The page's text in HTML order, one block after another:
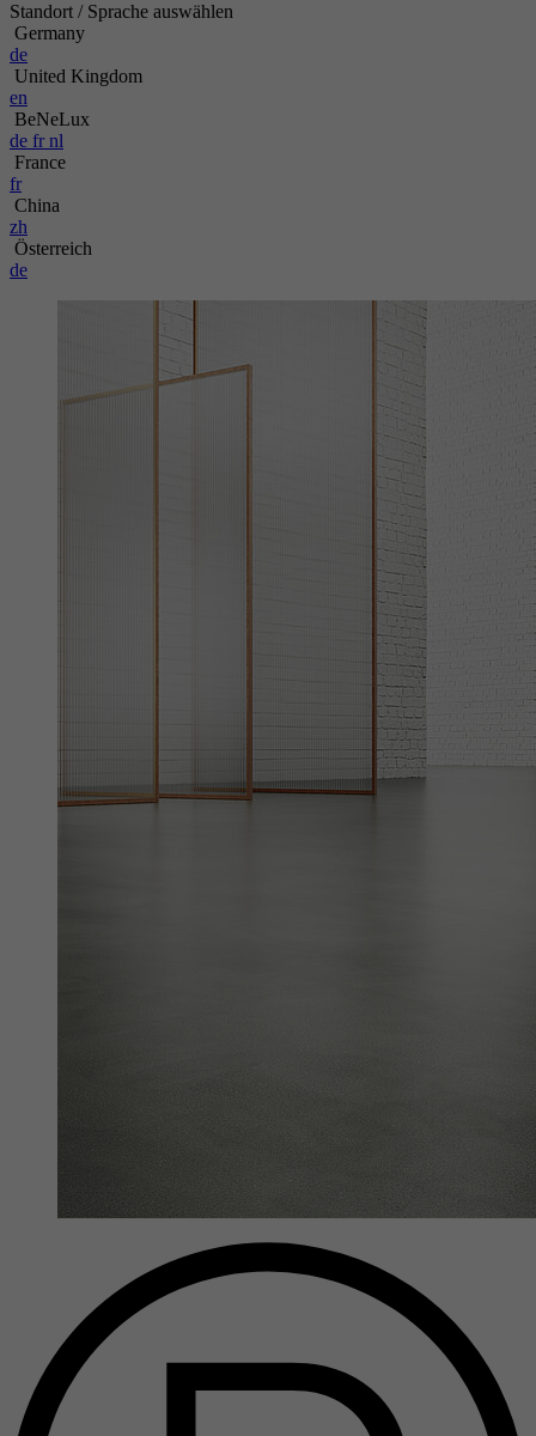
Standort / Sprache auswählen
Germany
de
United Kingdom
en
BeNeLux
de fr nl
France
fr
China
zh
Österreich
de